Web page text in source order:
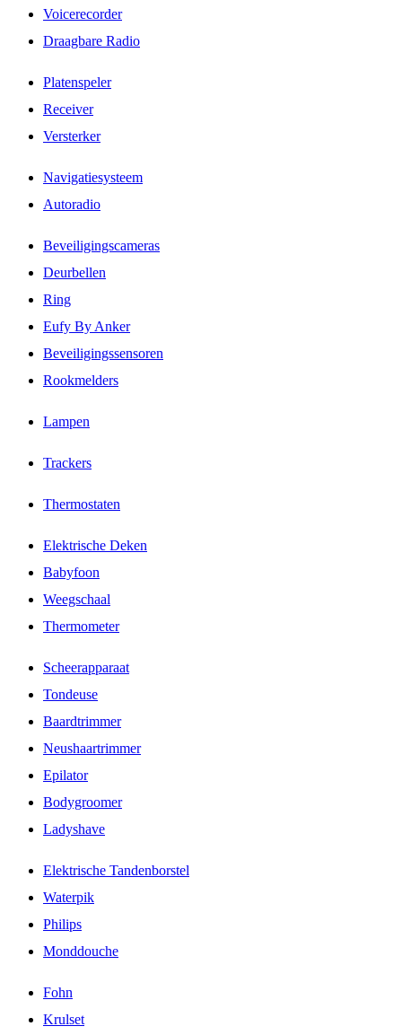
Voicerecorder
Draagbare Radio
Platenspeler
Receiver
Versterker
Navigatiesysteem
Autoradio
Beveiligingscameras
Deurbellen
Ring
Eufy By Anker
Beveiligingssensoren
Rookmelders
Lampen
Trackers
Thermostaten
Elektrische Deken
Babyfoon
Weegschaal
Thermometer
Scheerapparaat
Tondeuse
Baardtrimmer
Neushaartrimmer
Epilator
Bodygroomer
Ladyshave
Elektrische Tandenborstel
Waterpik
Philips
Monddouche
Fohn
Krulset